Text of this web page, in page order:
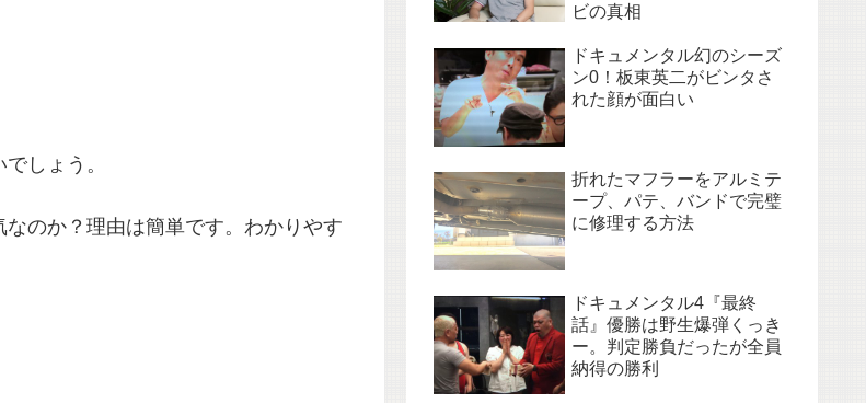
しょう。
のか？理由は簡単です。わかりやす
ビの真相
ドキュメンタル幻のシーズ
ン0！板東英二がビンタさ
れた顔が面白い
折れたマフラーをアルミテ
ープ、パテ、バンドで完璧
に修理する方法
ドキュメンタル4『最終
話』優勝は野生爆弾くっき
ー。判定勝負だったが全員
納得の勝利